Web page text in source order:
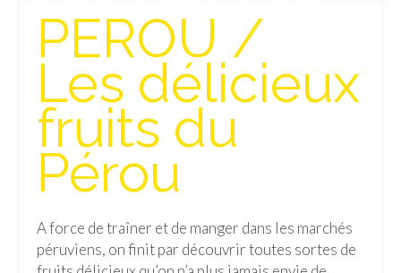
Kamakura
Mont Fuji
Nikko
Tokyo
Cameron Highlands
PEROU /
Les délicieux
fruits du
Pérou
A force de traîner et de manger dans les marchés
péruviens, on finit par découvrir toutes sortes de